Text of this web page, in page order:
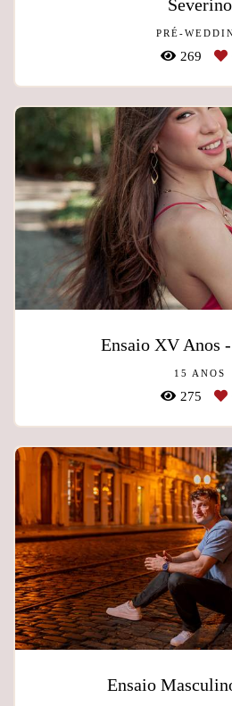
Severino
PRÉ-
269
Ensaio XV Anos
15 ANOS
275
Ensaio